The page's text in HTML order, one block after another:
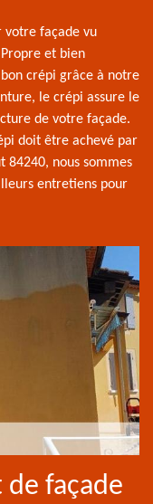
votre façade vu
et bien
crépi grâce à notre
le crépi assure le
de votre façade.
doit être achevé par
84240, nous sommes
entretiens pour
façade